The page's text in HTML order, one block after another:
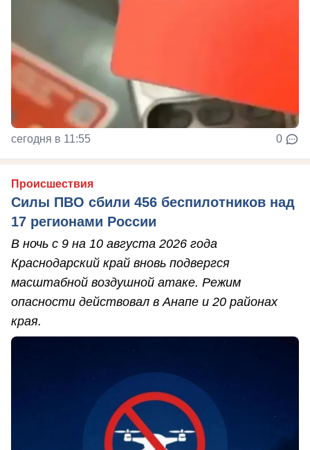
сегодня в 11:55 0
Происшествия
Силы ПВО сбили 456 беспилотников над
17 регионами России
В ночь с 9 на 10 августа 2026 года
Краснодарский край вновь подвергся
масштабной воздушной атаке. Режим
опасности действовал в Анапе и 20 районах
края.